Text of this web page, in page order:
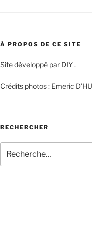
À PROPOS DE CE SITE
Site développé par DIY .
Crédits photos : Emeric
RECHERCHER
pour
: